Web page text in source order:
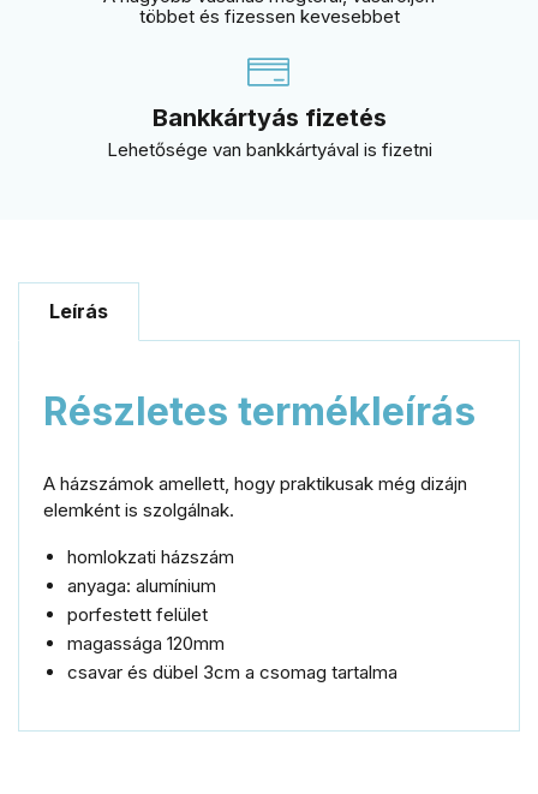
többet és fizessen kevesebbet
Bankkártyás fizetés
Lehetősége van bankkártyával is fizetni
Leírás
Részletes termékleírás
A házszámok amellett, hogy praktikusak még dizájn
elemként is szolgálnak.
homlokzati házszám
anyaga: alumínium
porfestett felület
magassága 120mm
csavar és dübel 3cm a csomag tartalma